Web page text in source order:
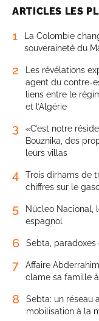
ARTICLES LES
1
La Colombie
souveraineté du
2
Les révélations
agent du contre-
liens entre le
et l’Algérie
3
«C’est notre
Bouznika, des
leurs villas
4
Trois dirhams de
chiffres sur le
5
Núcleo Nacional,
espagnol
6 Sebta, paradoxes
7
Affaire
clame sa famille
8
Sebta: un réseau
mobilisation à la